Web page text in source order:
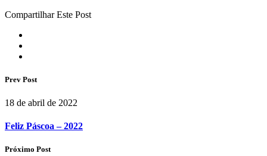
Compartilhar Este Post
Prev Post
18 de abril de 2022
Feliz Páscoa – 2022
Próximo Post